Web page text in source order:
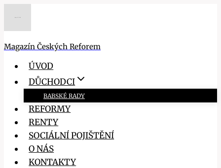
Magazín Českých Reforem
ÚVOD
DŮCHODCI
BABSKÉ RADY
REFORMY
RENTY
SOCIÁLNÍ POJIŠTĚNÍ
O NÁS
KONTAKTY